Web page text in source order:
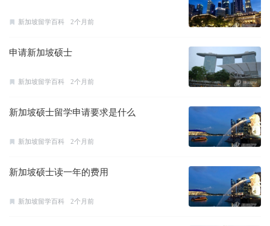
新加坡留学百科 2个月前
申请新加坡硕士
新加坡留学百科 2个月前
新加坡硕士留学申请要求是什么
新加坡留学百科 2个月前
新加坡硕士读一年的费用
新加坡留学百科 2个月前